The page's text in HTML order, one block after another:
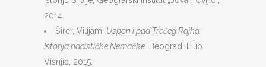
2014.
Širer, Vilijam. Uspon i pad TrećegRajha:
Istorija nacističke Nemačke Beograd: Filip
Višnjić, 2015.